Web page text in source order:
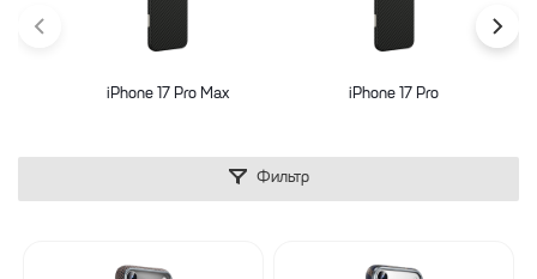
iPhone 17 Pro Maх iPhone 17 Pro
Фильтр